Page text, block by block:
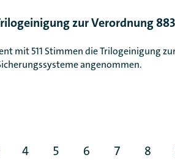
zur Verordnung
mit 511 Stimmen die Trilogeinigung
angenommen.
4 5 6 7 8